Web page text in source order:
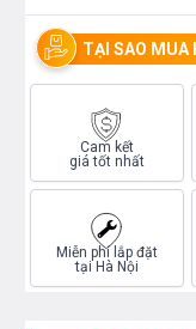
TẠI SAO MUA
Cam kết
giá tốt nhất
Miễn phí lắp đặt
tại Hà Nội